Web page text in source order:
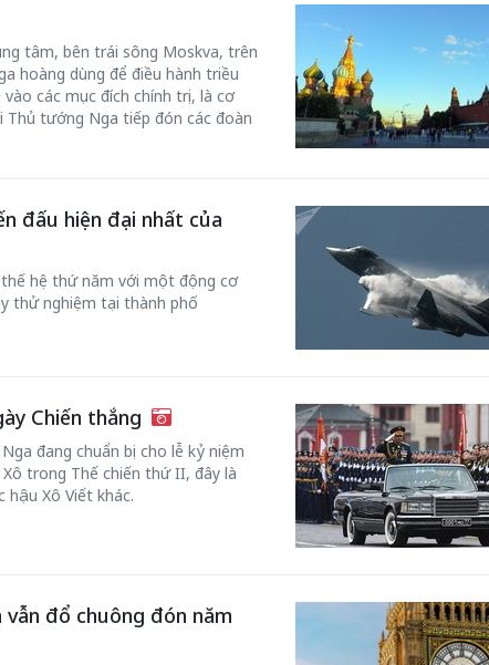
tâm, bên trái sông Moskva, trên
hoàng dùng để điều hành triều
các mục đích chính trị, là cơ
Thủ tướng Nga tiếp đón các đoàn
đấu hiện đại nhất của
thế hệ thứ năm với một động cơ
thử nghiệm tại thành phố
Chiến thắng
đang chuẩn bị cho lễ kỷ niệm
trong Thế chiến thứ II, đây là
Xô Viết khác.
đổ chuông đón năm